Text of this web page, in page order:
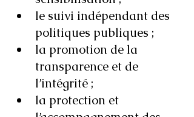
le suivi indépendant des
politiques publiques ;
la promotion de la
transparence et de
l’intégrité ;
la protection et